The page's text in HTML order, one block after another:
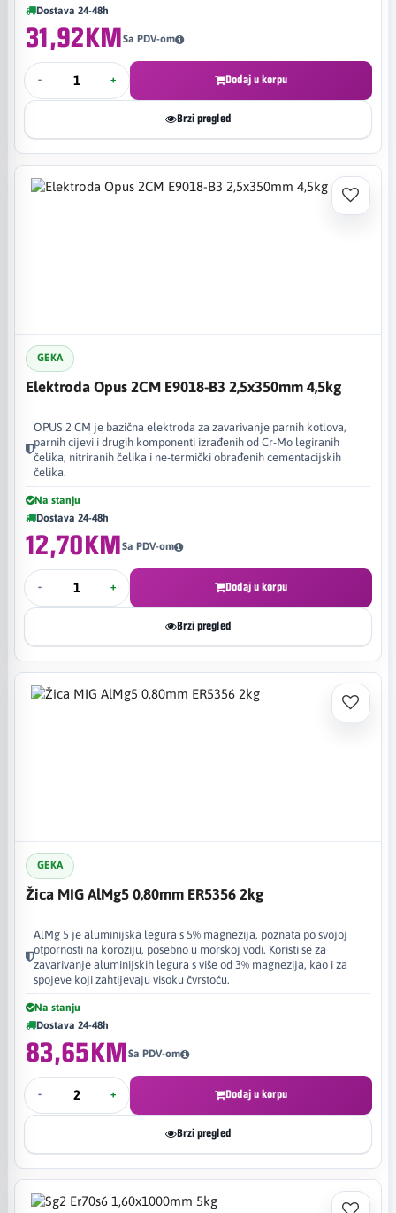
Dostava 24-48h
31,92KMSa PDV-om
- + Dodaj u korpu
Brzi pregled
GEKA
Elektroda Opus 2CM E9018-B3 2,5x350mm 4,5kg
OPUS 2 CM je bazična elektroda za zavarivanje parnih kotlova,
parnih cijevi i drugih komponenti izrađenih od Cr-Mo legiranih
čelika, nitriranih čelika i ne-termički obrađenih cementacijskih
čelika.
Na stanju
Dostava 24-48h
12,70KMSa PDV-om
- + Dodaj u korpu
Brzi pregled
GEKA
Žica MIG AlMg5 0,80mm ER5356 2kg
AlMg 5 je aluminijska legura s 5% magnezija, poznata po svojoj
otpornosti na koroziju, posebno u morskoj vodi. Koristi se za
zavarivanje aluminijskih legura s više od 3% magnezija, kao i za
spojeve koji zahtijevaju visoku čvrstoću.
Na stanju
Dostava 24-48h
83,65KMSa PDV-om
- + Dodaj u korpu
Brzi pregled